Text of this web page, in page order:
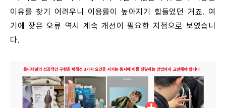
이유를 찾기 어려우니 이용률이 높아지기 힘들었던 거죠. 여
기에 잦은 오류 역시 계속 개선이 필요한 지점으로 보였습니
다.